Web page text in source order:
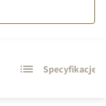
Specyfikacje